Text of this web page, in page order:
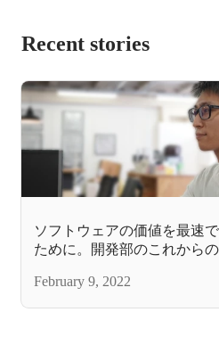
Recent stories
ソフトウェアの価値を最速
ために。開発部のこれからの
February 9, 2022